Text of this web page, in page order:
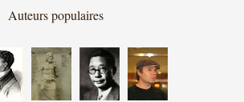
Auteurs populaires